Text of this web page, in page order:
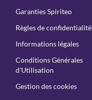
Garanties Spiriteo
Règles de confidentialité
Informations légales
Conditions Générales
d'Utilisation
Gestion des cookies